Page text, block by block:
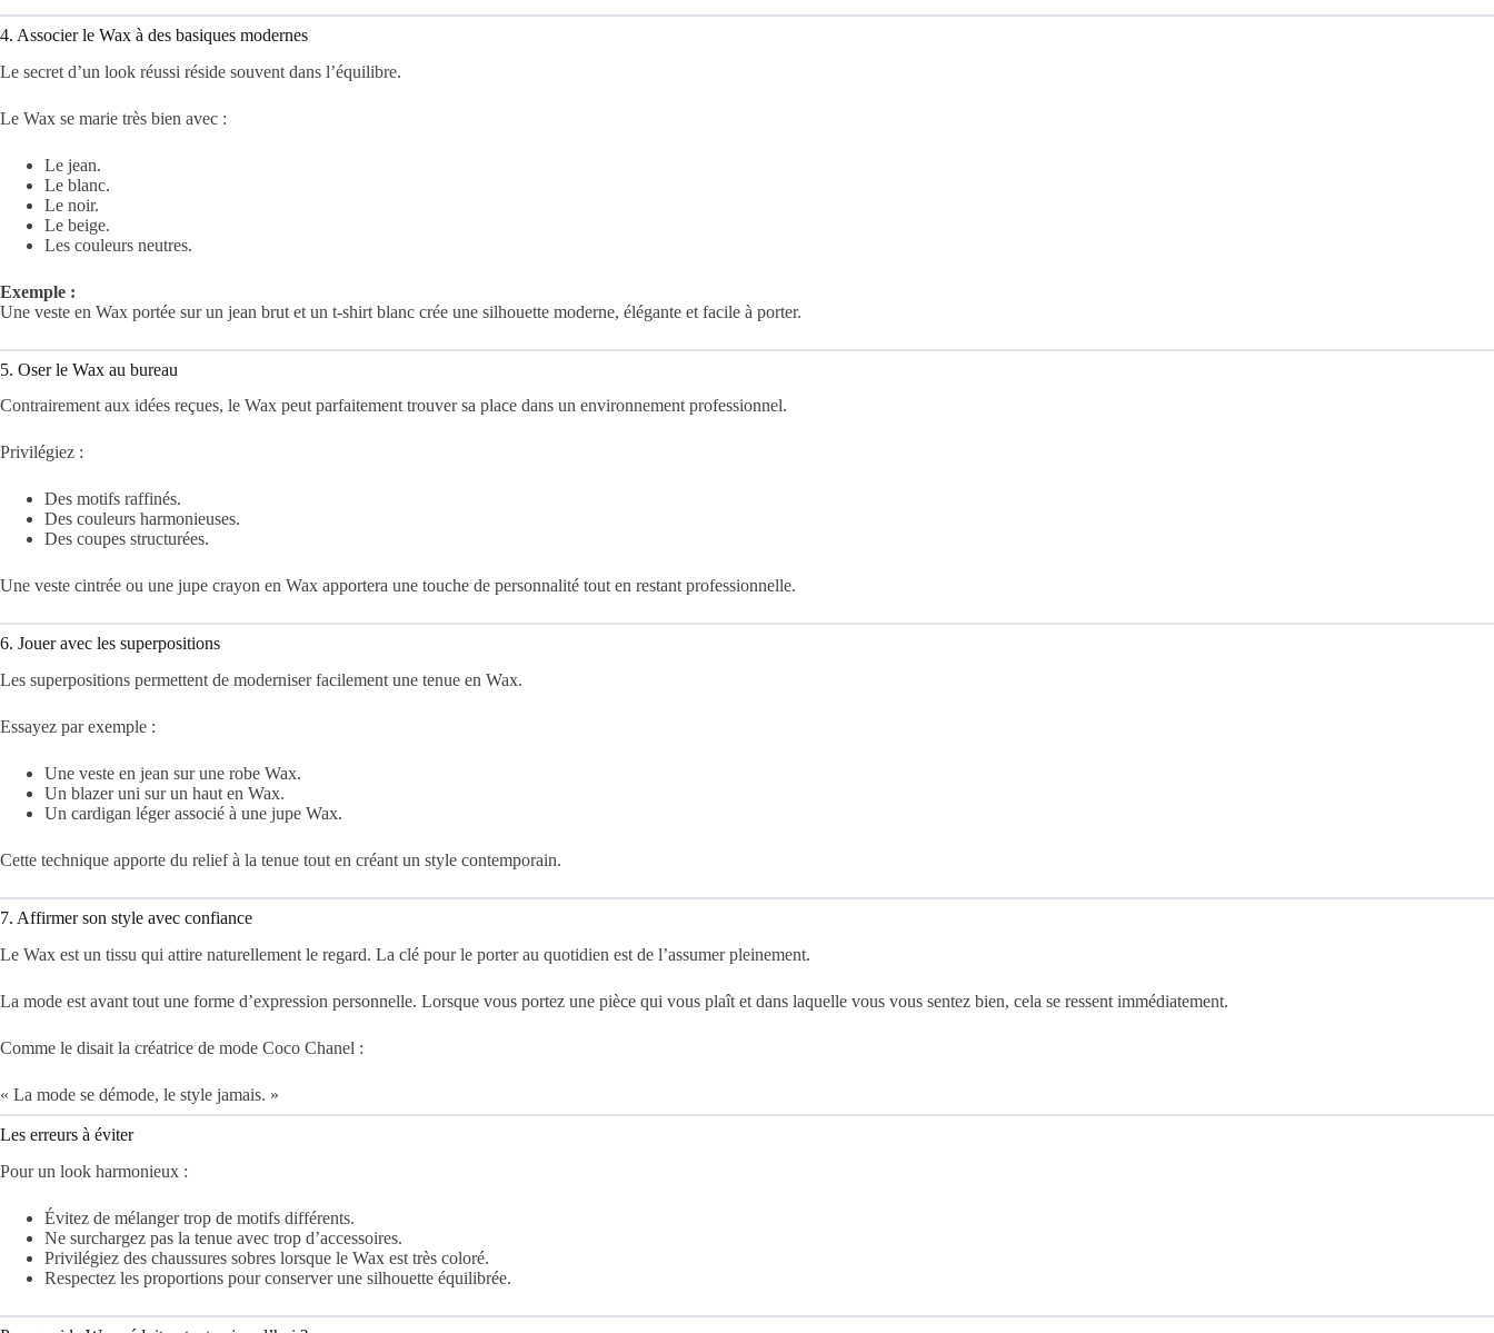
4. Associer le Wax à des basiques modernes
Le secret d’un look réussi réside souvent dans l’équilibre.
Le Wax se marie très bien avec :
Le jean.
Le blanc.
Le noir.
Le beige.
Les couleurs neutres.
Exemple :
Une veste en Wax portée sur un jean brut et un t-shirt blanc crée une silhouette moderne, élégante et facile à porter.
5. Oser le Wax au bureau
Contrairement aux idées reçues, le Wax peut parfaitement trouver sa place dans un environnement professionnel.
Privilégiez :
Des motifs raffinés.
Des couleurs harmonieuses.
Des coupes structurées.
Une veste cintrée ou une jupe crayon en Wax apportera une touche de personnalité tout en restant professionnelle.
6. Jouer avec les superpositions
Les superpositions permettent de moderniser facilement une tenue en Wax.
Essayez par exemple :
Une veste en jean sur une robe Wax.
Un blazer uni sur un haut en Wax.
Un cardigan léger associé à une jupe Wax.
Cette technique apporte du relief à la tenue tout en créant un style contemporain.
7. Affirmer son style avec confiance
Le Wax est un tissu qui attire naturellement le regard. La clé pour le porter au quotidien est de l’assumer pleinement.
La mode est avant tout une forme d’expression personnelle. Lorsque vous portez une pièce qui vous plaît et dans laquelle vous vous sentez bien, cela se ressent immédiatement.
Comme le disait la créatrice de mode Coco Chanel :
« La mode se démode, le style jamais. »
Les erreurs à éviter
Pour un look harmonieux :
Évitez de mélanger trop de motifs différents.
Ne surchargez pas la tenue avec trop d’accessoires.
Privilégiez des chaussures sobres lorsque le Wax est très coloré.
Respectez les proportions pour conserver une silhouette équilibrée.